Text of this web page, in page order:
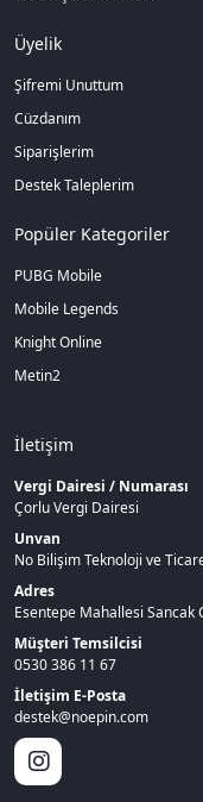
Üyelik
Şifremi Unuttum
Cüzdanım
Siparişlerim
Destek Taleplerim
Popüler Kategoriler
PUBG Mobile
Mobile Legends
Knight Online
Metin2
İletişim
Vergi Dairesi / Numarası
Çorlu Vergi Dairesi
Unvan
No Bilişim Teknoloji ve
Adres
Esentepe Mahallesi Sancak
Müşteri Temsilcisi
0530 386 11 67
İletişim E-Posta
destek@noepin.com